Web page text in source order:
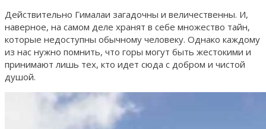
Действительно Гималаи загадочны и величественны. И,
наверное, на самом деле хранят в себе множество тайн,
которые недоступны обычному человеку. Однако каждому
из нас нужно помнить, что горы могут быть жестокими и
принимают лишь тех, кто идет сюда с добром и чистой
душой.